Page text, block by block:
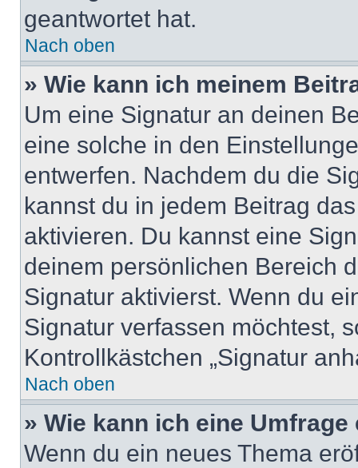
geantwortet hat.
Nach oben
» Wie kann ich meinem
Um eine Signatur an deinen
eine solche in den
entwerfen. Nachdem du die
kannst du in jedem Beitrag
aktivieren. Du kannst eine
deinem persönlichen Bereich
Signatur aktivierst. Wenn du
Signatur verfassen möchtest,
Kontrollkästchen „Signatur
Nach oben
» Wie kann ich eine
Wenn du ein neues Thema